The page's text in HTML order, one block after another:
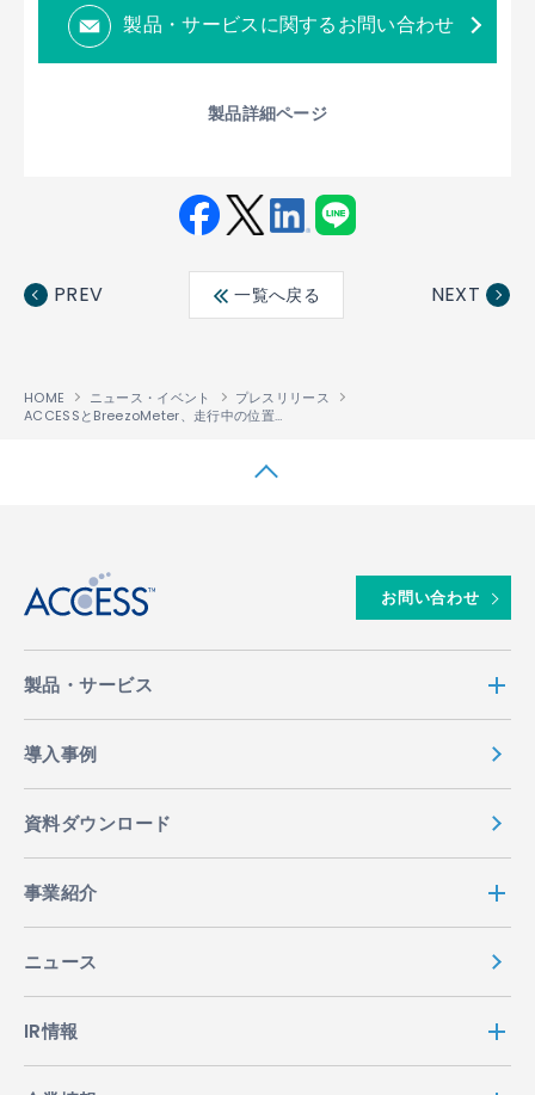
製品・サービスに関するお問い合わせ
製品詳細ページ
ebo ter
edin
PREV 一覧へ戻る NEXT
HOME ニュース・イベント
プレスリリース
ACCESSとBreezoMeter、走行中の位置情報と連動した、 大気質と花粉データのリアルタイム提供において、協業
お問い合わせ
製品・サービス
導入事例
資料ダウンロード
事業紹介
ニュース
IR情報